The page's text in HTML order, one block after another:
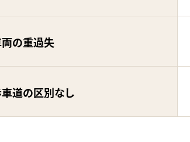
の重過失
道の区別なし